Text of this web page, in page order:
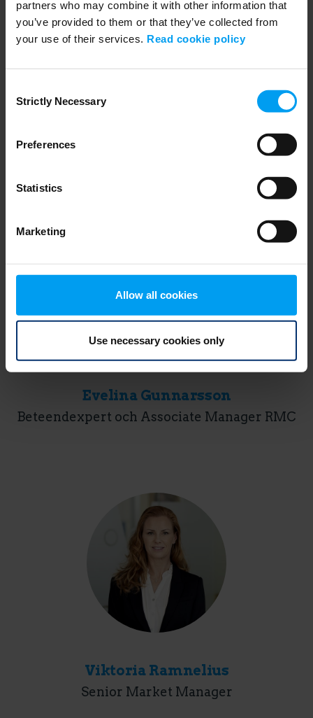
partners who may combine it with other information that
you’ve provided to them or that they’ve collected from
your use of their services. Read cookie policy
Selection
Strictly Necessary
Preferences
Statistics
Marketing
Allow all cookies
Use necessary cookies only
Webbinariet är slut.
Evelina Gunnarsson
Beteendexpert och Associate Manager RMC
Viktoria Ramnelius
Senior Market Manager